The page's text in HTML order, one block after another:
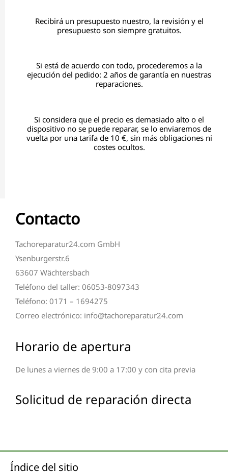
Recibirá un presupuesto nuestro, la revisión y el
presupuesto son siempre gratuitos.
Si está de acuerdo con todo, procederemos a la
ejecución del pedido: 2 años de garantía en nuestras
reparaciones.
Si considera que el precio es demasiado alto o el
dispositivo no se puede reparar, se lo enviaremos de
vuelta por una tarifa de 10 €, sin más obligaciones ni
costes ocultos.
Contacto
Tachoreparatur24.com GmbH
Ysenburgerstr.6
63607 Wächtersbach
Teléfono del taller: 06053-8097343
Teléfono: 0171 – 1694275
Correo electrónico: info@tachoreparatur24.com
Horario de apertura
De lunes a viernes de 9:00 a 17:00 y con cita previa
Solicitud de reparación directa
Índice del sitio